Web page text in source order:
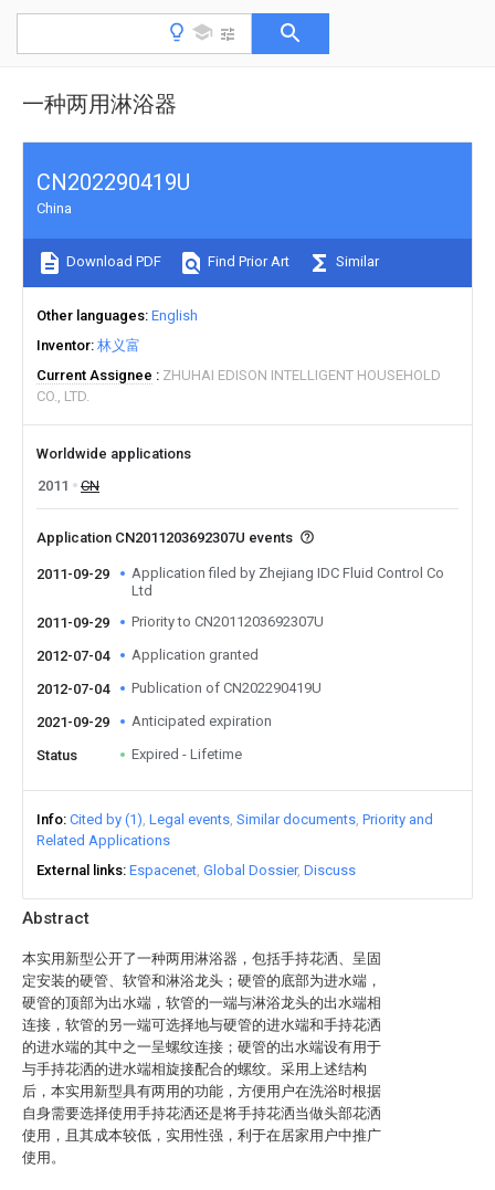
一种两用淋浴器
Abstract
本实用新型公开了一种两用淋浴器，包括手持花洒、呈固
定安装的硬管、软管和淋浴龙头；硬管的底部为进水端，
硬管的顶部为出水端，软管的一端与淋浴龙头的出水端相
连接，软管的另一端可选择地与硬管的进水端和手持花洒
的进水端的其中之一呈螺纹连接；硬管的出水端设有用于
与手持花洒的进水端相旋接配合的螺纹。采用上述结构
后，本实用新型具有两用的功能，方便用户在洗浴时根据
自身需要选择使用手持花洒还是将手持花洒当做头部花洒
使用，且其成本较低，实用性强，利于在居家用户中推广
使用。
CN202290419U
China
Download PDF Find Prior Art Similar
Other languages English
Inventor 林义富
Current Assignee
ZHUHAI EDISON INTELLIGENT HOUSEHOLD
CO., LTD.
Worldwide applications
2011
CN
Application CN2011203692307U events
2011-09-29
Application filed by Zhejiang IDC Fluid Control Co
Ltd
2011-09-29
Priority to CN2011203692307U
2012-07-04 Application granted
2012-07-04 Publication of CN202290419U
2021-09-29 Anticipated expiration
Status Expired - Lifetime
Info Cited by (1) Legal events Similar documents Priority and
Related Applications
External links Espacenet Global Dossier Discuss